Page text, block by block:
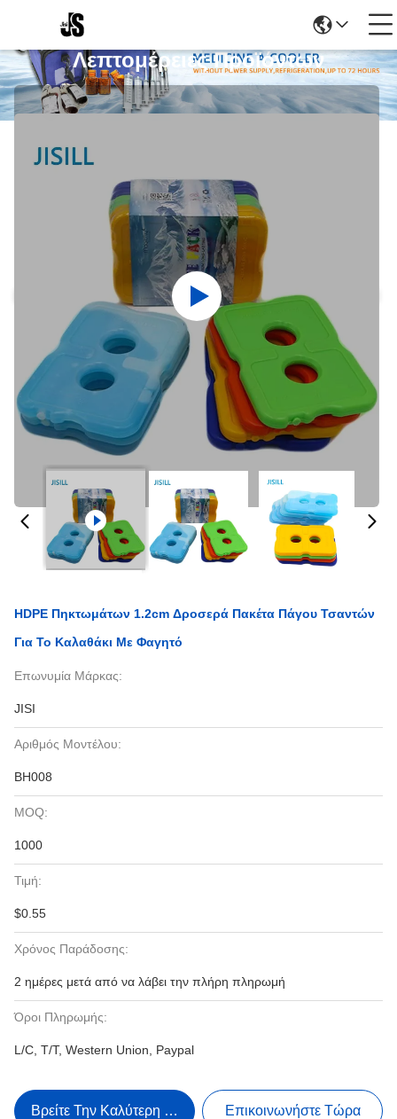
Λεπτομέρειες Προϊόντων
HDPE Πηκτωμάτων 1.2cm Δροσερά Πακέτα Πάγου Τσαντών
Για Το Καλαθάκι Με Φαγητό
Επωνυμία Μάρκας:
JISI
Αριθμός Μοντέλου:
BH008
MOQ:
1000
Τιμή:
$0.55
Χρόνος Παράδοσης:
2 ημέρες μετά από να λάβει την πλήρη πληρωμή
Όροι Πληρωμής:
L/C, T/T, Western Union, Paypal
Βρείτε Την Καλύτερη Τιμή Επικοινωνήστε Τώρα